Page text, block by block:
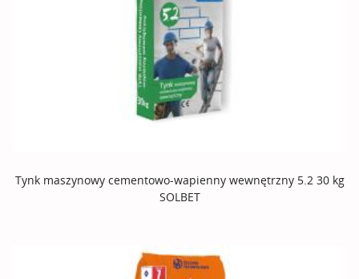
Tynk maszynowy cementowo-wapienny wewnętrzny 5.2 30 kg
SOLBET